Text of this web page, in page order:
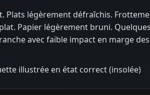
Plats légèrement défraîchis.
Papier légèrement bruni.
avec faible impact en marge des
illustrée en état correct (insolée)